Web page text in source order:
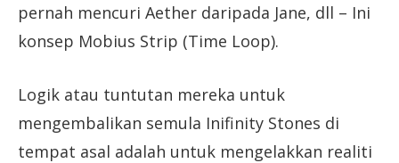
pernah mencuri Aether daripada Jane, dll – Ini
konsep Mobius Strip (Time Loop).
Logik atau tuntutan mereka untuk
mengembalikan semula Inifinity Stones di
tempat asal adalah untuk mengelakkan realiti